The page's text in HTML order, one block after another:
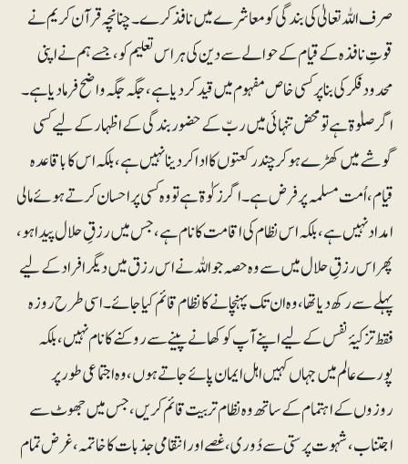
صرف اللہ تعالیٰ کی بندگی کو معاشرے میں نافذ کرے۔ چنانچہ قرآن کریم نے
قوتِ نافذہ کے قیام کے حوالے سے دین کی ہر اس تعلیم کو، جسے ہم نے اپنی
محدود فکر کی بنا پر کسی خاص مفہوم میں قید کر دیا ہے ، جگہ جگہ واضح فرما دیا ہے۔
اگر صلوٰۃ ہے تو محض تنہائی میں ربّ کے حضور بندگی کے اظہا ر کے لیے کسی
گوشے میں کھڑے ہو کر چند رکعتوں کا ادا کر دینا نہیں ہے، بلکہ اس کا باقاعدہ
قیام، اُمت مسلمہ پر فرض ہے۔ اگر زکوٰۃ ہے تو وہ کسی پراحسان کرتے ہوئے مالی
امداد نہیں ہے، بلکہ اس نظام کی اقامت کا نام ہے، جس میں رزقِ حلال پیدا ہو،
پھر اس رزقِ حلال میں سے وہ حصہ جو اللہ نے اس رزق میں دیگر افراد کے لیے
پہلے سے رکھ دیا تھا، وہ ان تک پہنچانے کا نظام قائم کیا جائے۔ اسی طرح روزہ
فقط تزکیۂ نفس کے لیے اپنے آپ کو کھانے پینے سے روکنے کا نام نہیں،بلکہ
پورے عالم میں جہاں کہیں اہل ایمان پائے جاتے ہوں، وہ اجتماعی طور پر
روزوں کے اہتما م کے ساتھ وہ نظام تربیت قائم کریں ، جس میں جھوٹ سے
اجتناب ، شہوت پرستی سے دُوری، غصے اور انتقامی جذبات کا خاتمہ ، غرض تمام